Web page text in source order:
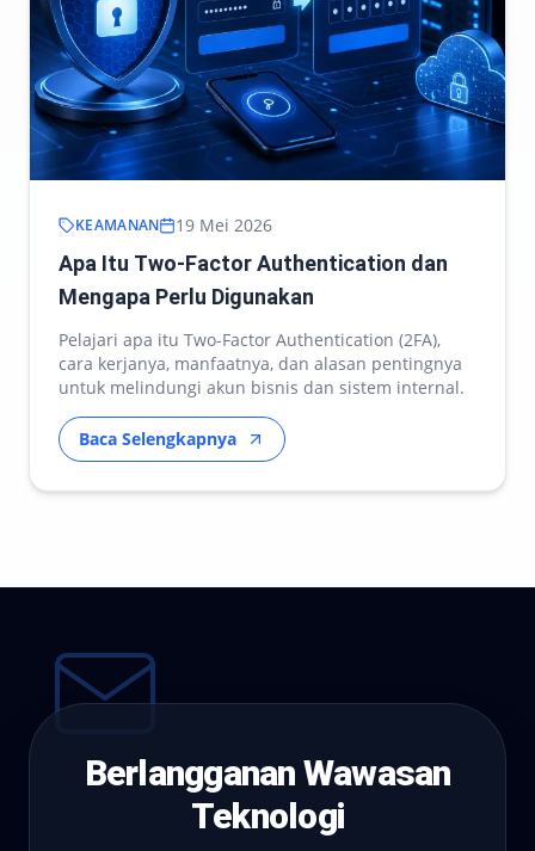
KEAMANAN 19 Mei 2026
Apa Itu Two-Factor Authentication dan
Mengapa Perlu Digunakan
Pelajari apa itu Two-Factor Authentication (2FA),
cara kerjanya, manfaatnya, dan alasan pentingnya
untuk melindungi akun bisnis dan sistem internal.
Baca Selengkapnya
Berlangganan Wawasan
Teknologi